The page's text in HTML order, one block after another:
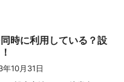
時に利用している？設
10月31日